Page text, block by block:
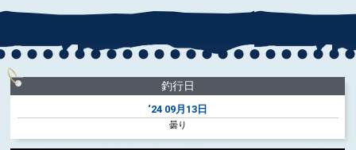
釣行日
‘24 09月13日
曇り